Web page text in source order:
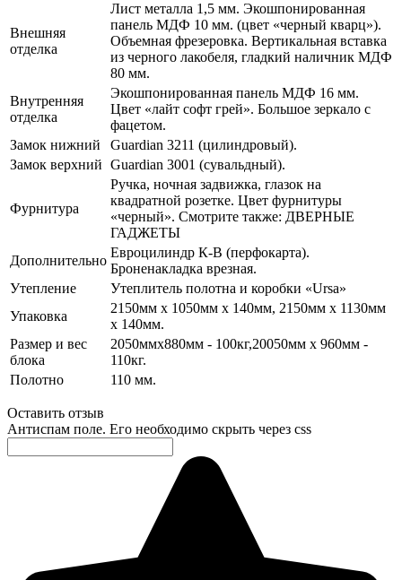
Внешняя
отделка
Лист металла 1,5 мм. Экошпонированная
панель МДФ 10 мм. (цвет «черный кварц»).
Объемная фрезеровка. Вертикальная вставка
из черного лакобеля, гладкий наличник МДФ
80 мм.
Внутренняя
отделка
Экошпонированная панель МДФ 16 мм.
Цвет «лайт софт грей». Большое зеркало с
фацетом.
Замок нижний
Guardian 3211 (цилиндровый).
Замок верхний Guardian 3001 (сувальдный).
Фурнитура
Ручка, ночная задвижка, глазок на
квадратной розетке. Цвет фурнитуры
«черный». Смотрите также: ДВЕРНЫЕ
ГАДЖЕТЫ
Дополнительно
Евроцилиндр К-В (перфокарта).
Броненакладка врезная.
Утепление
Утеплитель полотна и коробки «Ursa»
Упаковка
2150мм х 1050мм х 140мм, 2150мм х 1130мм
х 140мм.
Размер и вес
блока
2050ммх880мм - 100кг,20050мм х 960мм -
110кг.
Полотно
110 мм.
Оставить отзыв
Антиспам поле. Его необходимо скрыть через css